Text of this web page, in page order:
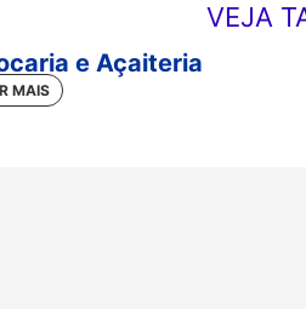
VEJA
e Açaiteria